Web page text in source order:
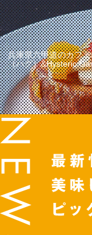
兵庫県六甲道のカフ
（ハグ）&Hysteric